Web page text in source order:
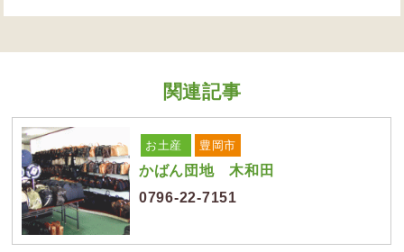
関連記事
お土産 豊岡市
かばん団地 木和田
0796-22-7151